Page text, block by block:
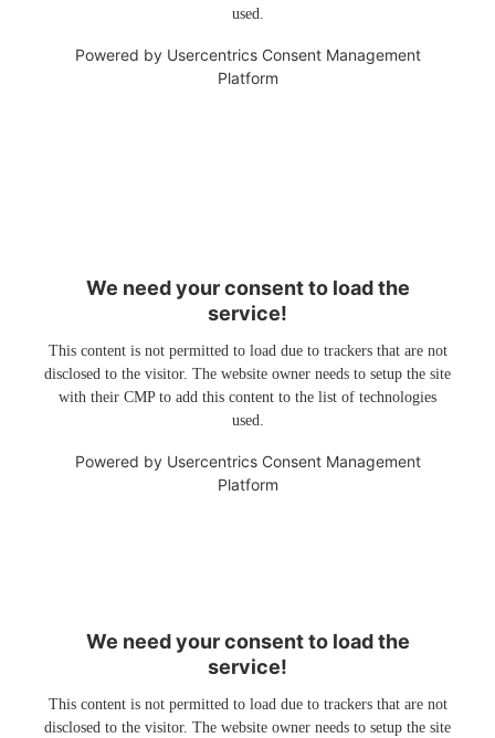
used.
Powered by Usercentrics Consent Management
Platform
We need your consent to load the
service!
This content is not permitted to load due to trackers that are not
disclosed to the visitor. The website owner needs to setup the site
with their CMP to add this content to the list of technologies
used.
Powered by Usercentrics Consent Management
Platform
We need your consent to load the
service!
This content is not permitted to load due to trackers that are not
disclosed to the visitor. The website owner needs to setup the site